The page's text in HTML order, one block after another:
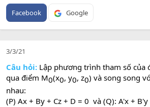
Facebook Google
3/3/21
Câu hỏi: Lập phương trình tham số của
qua điểm M0​(x0​, y0​, z0​) và song song
nhau:
(P) Ax + By + Cz + D = 0 và (Q): A'x + B'y